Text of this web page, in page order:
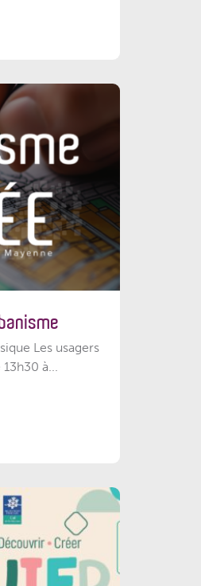
Les usagers
à...